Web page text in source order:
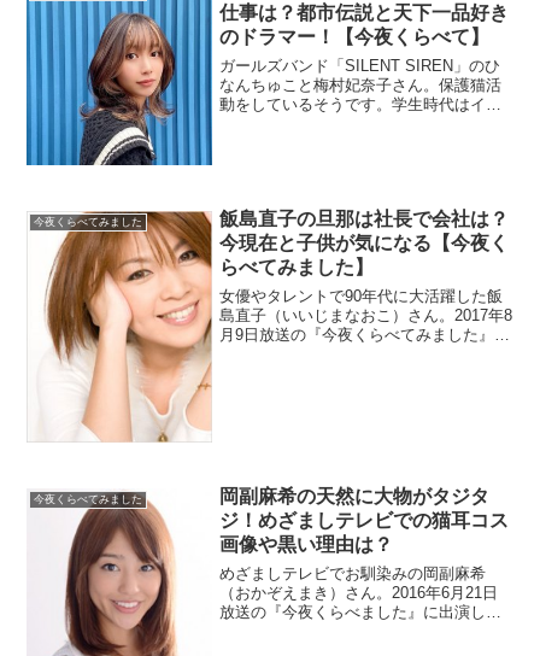
仕事は？都市伝説と天下一品好き
のドラマー！【今夜くらべて】
ガールズバンド「SILENT SIREN」のひ
なんちゅこと梅村妃奈子さん。保護猫活
動をしているそうです。学生時代はイン
今夜くらべてみました
飯島直子の旦那は社長で会社は？
今現在と子供が気になる【今夜く
らべてみました】
女優やタレントで90年代に大活躍した飯
島直子（いいじまなおこ）さん。2017年8
月9日放送の『今夜くらべてみました』に
今夜くらべてみました
岡副麻希の天然に大物がタジタ
ジ！めざましテレビでの猫耳コス
画像や黒い理由は？
めざましテレビでお馴染みの岡副麻希
（おかぞえまき）さん。2016年6月21日
放送の『今夜くらべました』に出演しま